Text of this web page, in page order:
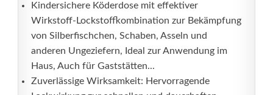
Kindersichere Köderdose mit effektiver
Wirkstoff-Lockstoffkombination zur Bekämpfung
von Silberfischchen, Schaben, Asseln und
anderen Ungeziefern, Ideal zur Anwendung im
Haus, Auch für Gaststätten...
Zuverlässige Wirksamkeit: Hervorragende